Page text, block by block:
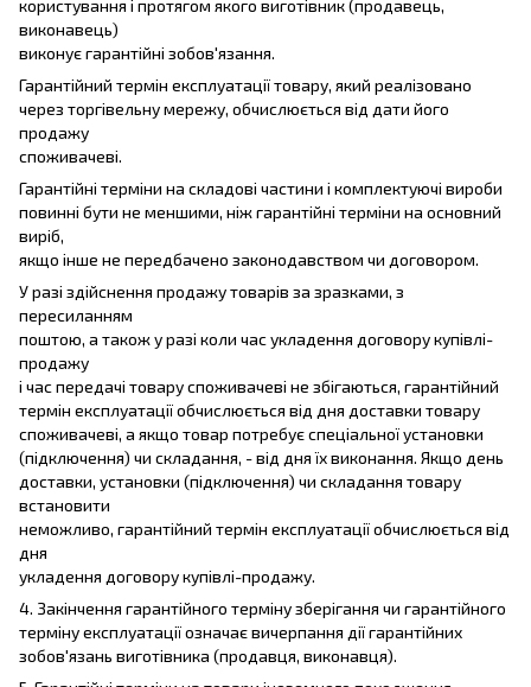
користування і протягом якого виготівник (продавець,
виконавець)
виконує гарантійні зобов'язання.
Гарантійний термін експлуатації товару, який реалізовано
через торгівельну мережу, обчислюється від дати його
продажу
споживачеві.
Гарантійні терміни на складові частини і комплектуючі вироби
повинні бути не меншими, ніж гарантійні терміни на основний
виріб,
якщо інше не передбачено законодавством чи договором.
У разі здійснення продажу товарів за зразками, з
пересиланням
поштою, а також у разі коли час укладення договору купівлі-
продажу
і час передачі товару споживачеві не збігаються, гарантійний
термін експлуатації обчислюється від дня доставки товару
споживачеві, а якщо товар потребує спеціальної установки
(підключення) чи складання, - від дня їх виконання. Якщо день
доставки, установки (підключення) чи складання товару
встановити
неможливо, гарантійний термін експлуатації обчислюється від
дня
укладення договору купівлі-продажу.
4. Закінчення гарантійного терміну зберігання чи гарантійного
терміну експлуатації означає вичерпання дії гарантійних
зобов'язань виготівника (продавця, виконавця).